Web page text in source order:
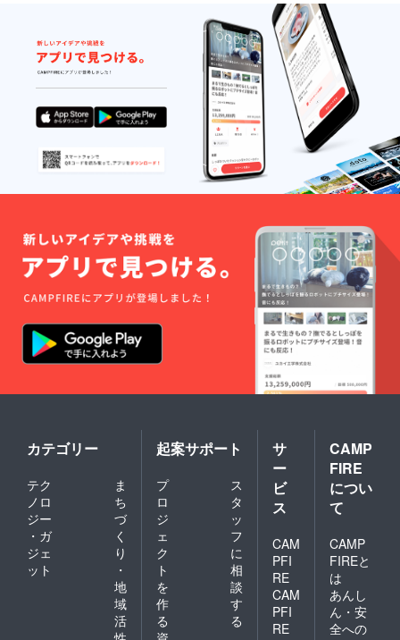
カテゴリー
テク
ノロ
ジー
・ガ
ジェ
ット
ま
ち
づ
く
り
・
地
域
活
起案サポート
プ
ロ
ジ
ェ
ク
ト
を
作
る
ス
タ
ッ
フ
に
相
談
す
る
サ
ー
ビ
ス
CAM
PFI
RE
CAM
PFI
RE
CAMP
FIRE
につい
て
CAMP
FIREと
は
あんし
ん・安
全への